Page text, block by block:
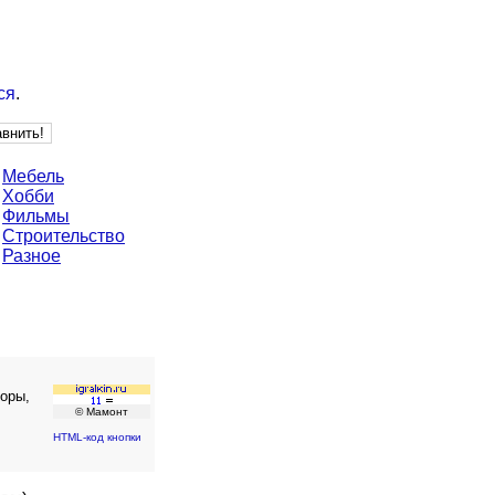
.
Мебель
Хобби
Фильмы
Строительство
Разное
© Мамонт
HTML-код кнопки